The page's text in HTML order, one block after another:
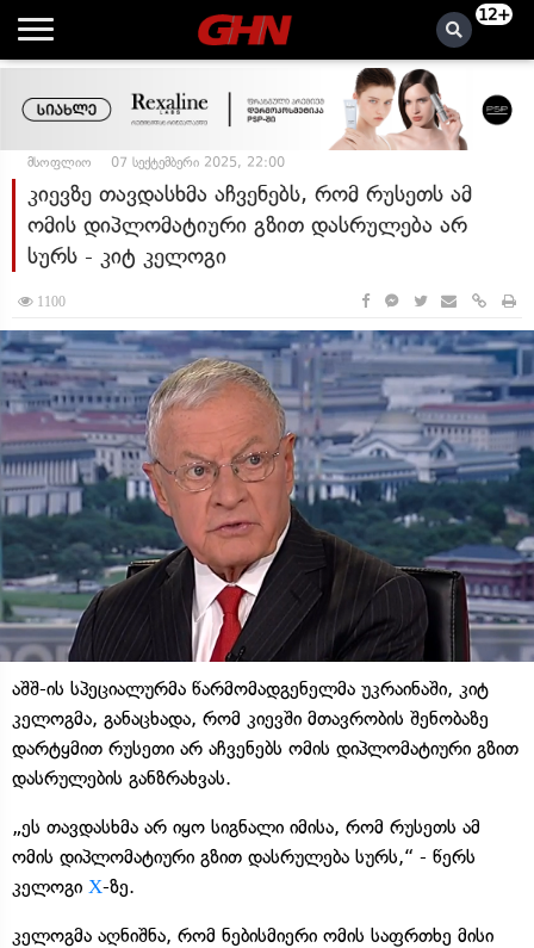
12+
მსოფლიო 07 სექტემბერი 2025, 22:00
კიევზე თავდასხმა აჩვენებს, რომ რუსეთს ამ
ომის დიპლომატიური გზით დასრულება არ
სურს - კიტ კელოგი
1100
აშშ-ის სპეციალურმა წარმომადგენელმა უკრაინაში, კიტ
კელოგმა, განაცხადა, რომ კიევში მთავრობის შენობაზე
დარტყმით რუსეთი არ აჩვენებს ომის დიპლომატიური გზით
დასრულების განზრახვას.
„ეს თავდასხმა არ იყო სიგნალი იმისა, რომ რუსეთს ამ
ომის დიპლომატიური გზით დასრულება სურს,“ - წერს
კელოგი Х-ზე.
კელოგმა აღნიშნა, რომ ნებისმიერი ომის საფრთხე მისი